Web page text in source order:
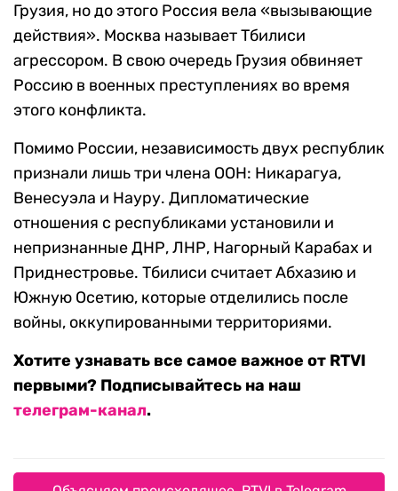
Грузия, но до этого Россия вела «вызывающие
действия». Москва называет Тбилиси
агрессором. В свою очередь Грузия обвиняет
Россию в военных преступлениях во время
этого конфликта.
Помимо России, независимость двух республик
признали лишь три члена ООН: Никарагуа,
Венесуэла и Науру. Дипломатические
отношения с республиками установили и
непризнанные ДНР, ЛНР, Нагорный Карабах и
Приднестровье. Тбилиси считает Абхазию и
Южную Осетию, которые отделились после
войны, оккупированными территориями.
Хотите узнавать все самое важное от RTVI
первыми? Подписывайтесь на наш
телеграм-канал.